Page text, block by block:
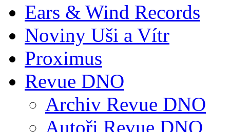
Ears & Wind Records
Noviny Uši a Vítr
Proximus
Revue DNO
Archiv Revue DNO
Autoři Revue DNO